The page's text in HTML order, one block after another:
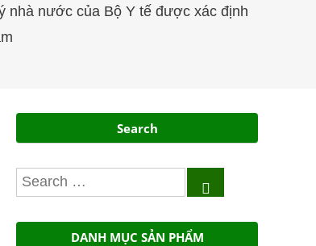
nhà nước của Bộ Y tế được xác định
Search
Search
DANH MỤC SẢN PHẨM